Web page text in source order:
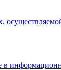
в